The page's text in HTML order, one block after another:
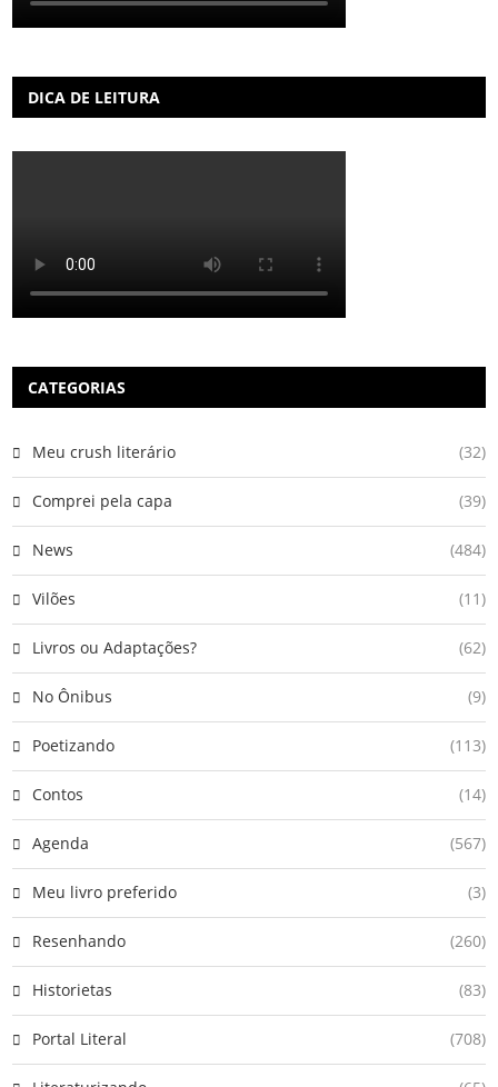
DICA DE LEITURA
CATEGORIAS
Meu crush literário (32)
Comprei pela capa (39)
News (484)
Vilões (11)
Livros ou Adaptações? (62)
No Ônibus (9)
Poetizando (113)
Contos (14)
Agenda (567)
Meu livro preferido (3)
Resenhando (260)
Historietas (83)
Portal Literal (708)